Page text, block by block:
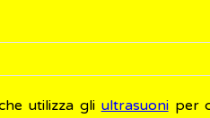
utilizza gli ultrasuoniper